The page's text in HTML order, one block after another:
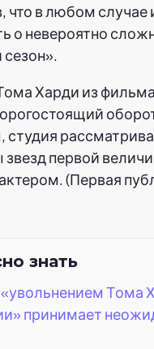
что в любом
о невероятно
сезон».
Харди из
первой
(Первая
знать
Тома
принимает